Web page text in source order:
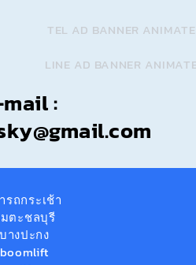
:
รถกระเช้า
ตะชลบุรี
างปะกง